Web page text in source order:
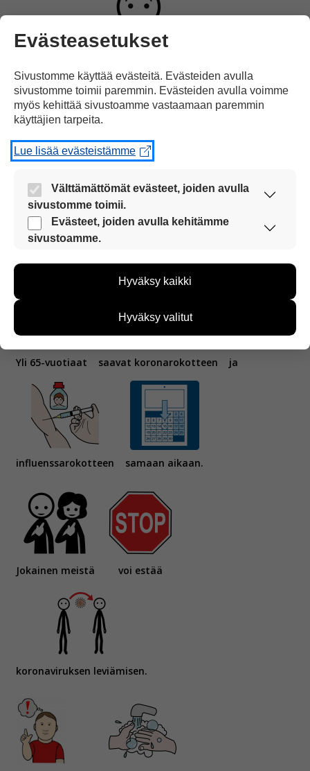
sekä vaikeaa sairautta sairastavat ihmiset.
Sen jälkeen rokotuksen saavat
Yli 65-vuotiaat saavat koronarokotteen ja
influenssarokotteen samaan aikaan.
Jokainen meistä voi estää
koronaviruksen leviämisen.
Evästeasetukset
Sivustomme käyttää evästeitä. Evästeiden avulla
sivustomme toimii paremmin. Evästeiden avulla voimme
myös kehittää sivustoamme vastaamaan paremmin
käyttäjien tarpeita.
Lue lisää evästeistämme
Välttämättömät evästeet, joiden avulla
sivustomme toimii.
Nämä evästeet ovat aina käytössä, jotta
sivustoamme voi käyttää sujuvasti ja turvallisesti.
Evästeet, joiden avulla kehitämme
sivustoamme.
kehittää sivustoamme vastaamaan paremmin
kävijämääristä ja siitä, mitä sivuja käytetään ja
miten sivuilla liikutaan. Emme kuitenkaan kerää
yksittäiseen käyttäjään.
Voit valita, hyväksytkö näiden evästeiden käytön.
Hyväksy kaikki
Hyväksy valitut